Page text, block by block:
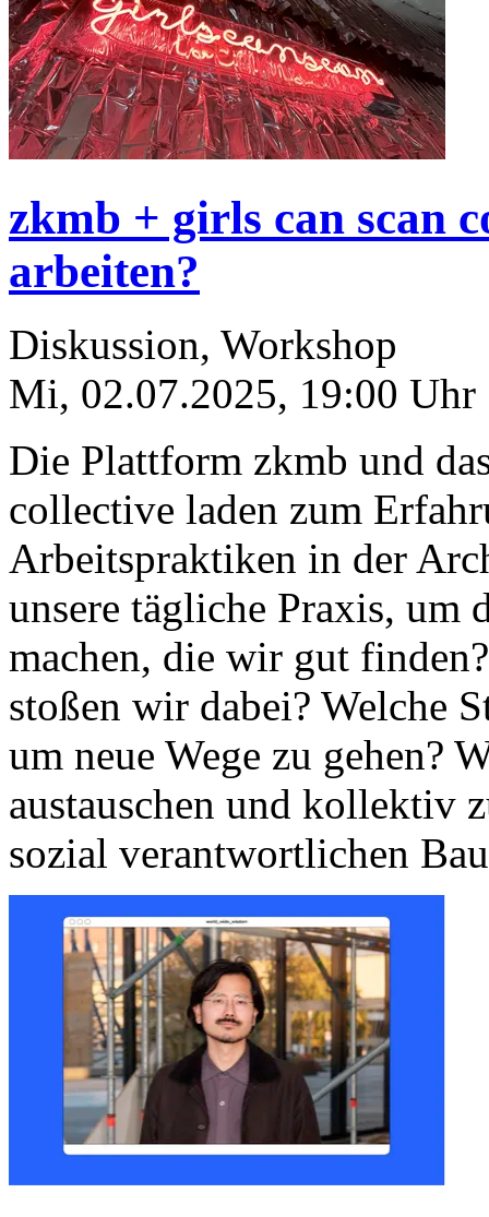
zkmb + girls can scan
arbeiten?
Diskussion, Workshop
Mi, 02.07.2025, 19:00 Uhr
Die Plattform zkmb und
collective laden zum
Arbeitspraktiken in der
unsere tägliche Praxis, um
machen, die wir gut
stoßen wir dabei? Welche
um neue Wege zu gehen?
austauschen und kollektiv
sozial verantwortlichen